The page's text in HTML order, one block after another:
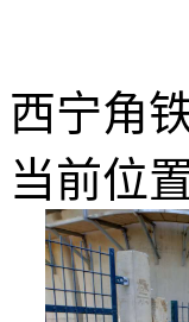
西宁角
当前位置